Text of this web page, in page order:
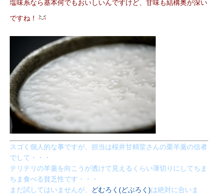
塩味系なら基本何でもおいしいんですけど、甘味も結構奥が深い
ですね！
スゴく個人的な事ですが、担当は桜井甘精堂さんの栗羊羹の信者
でして・・・
テリテリの羊羹を向こうが透けて見えるくらい薄切りにしてちま
ちま食べる貧乏性です・・・
まだ試してはいませんが、
どむろく(どぶろく)は絶対に合いま